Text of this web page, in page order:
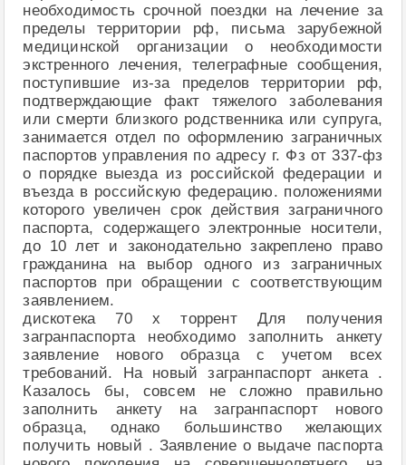
необходимость срочной поездки на лечение за
пределы территории рф, письма зарубежной
медицинской организации о необходимости
экстренного лечения, телеграфные сообщения,
поступившие из-за пределов территории рф,
подтверждающие факт тяжелого заболевания
или смерти близкого родственника или супруга,
занимается отдел по оформлению заграничных
паспортов управления по адресу г. Фз от 337-фз
о порядке выезда из российской федерации и
въезда в российскую федерацию. положениями
которого увеличен срок действия заграничного
паспорта, содержащего электронные носители,
до 10 лет и законодательно закреплено право
гражданина на выбор одного из заграничных
паспортов при обращении с соответствующим
заявлением.
дискотека 70 х торрент Для получения
загранпаспорта необходимо заполнить анкету
заявление нового образца с учетом всех
требований. На новый загранпаспорт анкета .
Казалось бы, совсем не сложно правильно
заполнить анкету на загранпаспорт нового
образца, однако большинство желающих
получить новый . Заявление о выдаче паспорта